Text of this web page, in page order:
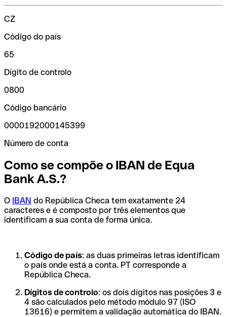
CZ
Código do país
65
Dígito de controlo
0800
Código bancário
0000192000145399
Número de conta
Como se compõe o IBAN de Equa
Bank A.S.?
O IBAN do República Checa tem exatamente 24
caracteres e é composto por três elementos que
identificam a sua conta de forma única.
Código de país: as duas primeiras letras identificam
o país onde está a conta. PT corresponde a
República Checa.
Dígitos de controlo: os dois dígitos nas posições 3 e
4 são calculados pelo método módulo 97 (ISO
13616) e permitem a validação automática do IBAN.